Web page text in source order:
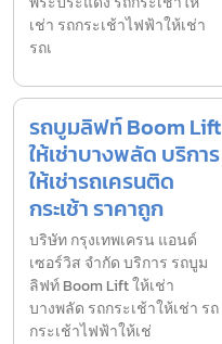
เช่า รถกระเช้าไฟฟ้าให้เช่า
รถเ
รถบูมลิฟท์ Boom Lift
ให้เช่าบางพลัด บริการ
ให้เช่ารถเครนติด
กระเช้า ราคาถูก
บริษัท กรุงเทพเครน แอนด์
เซอร์วิส จำกัด บริการ รถบูม
ลิฟท์ Boom Lift ให้เช่า
บางพลัด รถกระเช้าให้เช่า รถ
กระเช้าไฟฟ้าให้เช่